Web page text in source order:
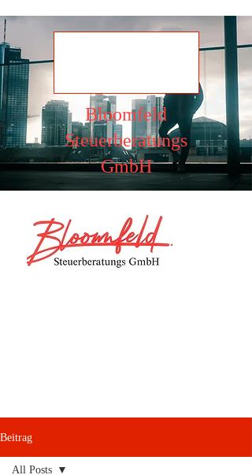
Bloomfeld
Steuerberatungs
GmbH
Beitrag
All Posts